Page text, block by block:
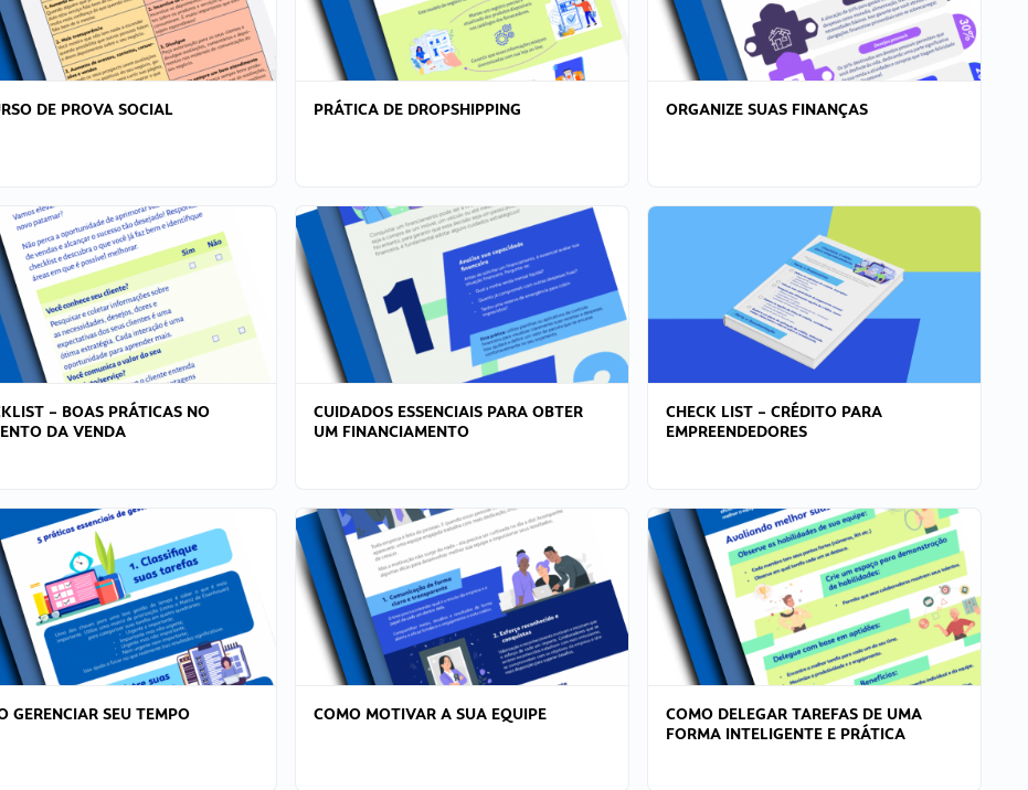
DE PROVA SOCIAL PRÁTICA DE DROPSHIPPING ORGANIZE SUAS FINANÇAS
– BOAS PRÁTICAS NO
DA VENDA
CUIDADOS ESSENCIAIS PARA OBTER
UM FINANCIAMENTO
CHECK LIST – CRÉDITO PARA
EMPREENDEDORES
GERENCIAR SEU TEMPO COMO MOTIVAR A SUA EQUIPE
COMO DELEGAR TAREFAS DE UMA
FORMA INTELIGENTE E PRÁTICA